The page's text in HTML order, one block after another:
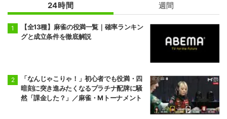
24時間 週間
【全13種】麻雀の役満一覧｜確率ランキン
グと成立条件を徹底解説
「なんじゃこりゃ！」初心者でも役満・四
暗刻に突き進みたくなるプラチナ配牌に騒
然「課金した？」／麻雀・Mトーナメント